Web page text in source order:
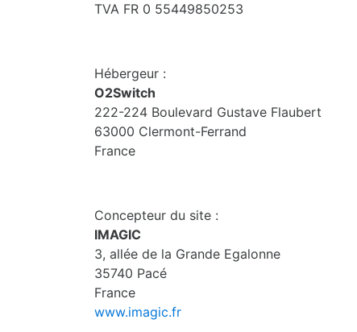
TVA FR 0 55449850253
Hébergeur :
O2Switch
222-224 Boulevard Gustave Flaubert
63000 Clermont-Ferrand
France
Concepteur du site :
IMAGIC
3, allée de la Grande Egalonne
35740 Pacé
France
www.imagic.fr